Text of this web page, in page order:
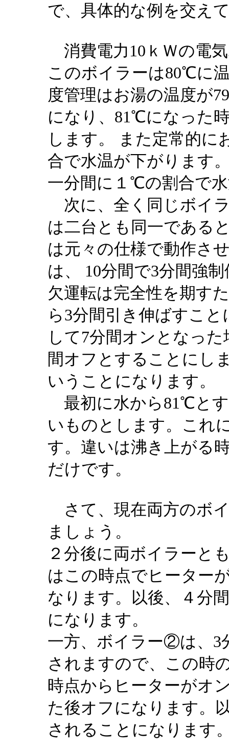
で、具体的な例を交え
消費電力10ｋＷの電
このボイラーは80℃に
度管理はお湯の温度が
になり、81℃になった
します。 また定常的
合で水温が下がります
一分間に１℃の割合で
次に、全く同じボイ
は二台とも同一である
は元々の仕様で動作さ
は、 10分間で3分間強
欠運転は完全性を期す
ら3分間引き伸ばすこ
して7分間オンとなっ
間オフとすることにし
いうことになります。
最初に水から81℃と
いものとします。これ
す。違いは沸き上がる
だけです。
さて、現在両方のボ
ましょう。
２分後に両ボイラーと
はこの時点でヒーター
なります。以後、４分
になります。
一方、ボイラー②は、3
されますので、この時
時点からヒーターがオ
た後オフになります。
されることになります